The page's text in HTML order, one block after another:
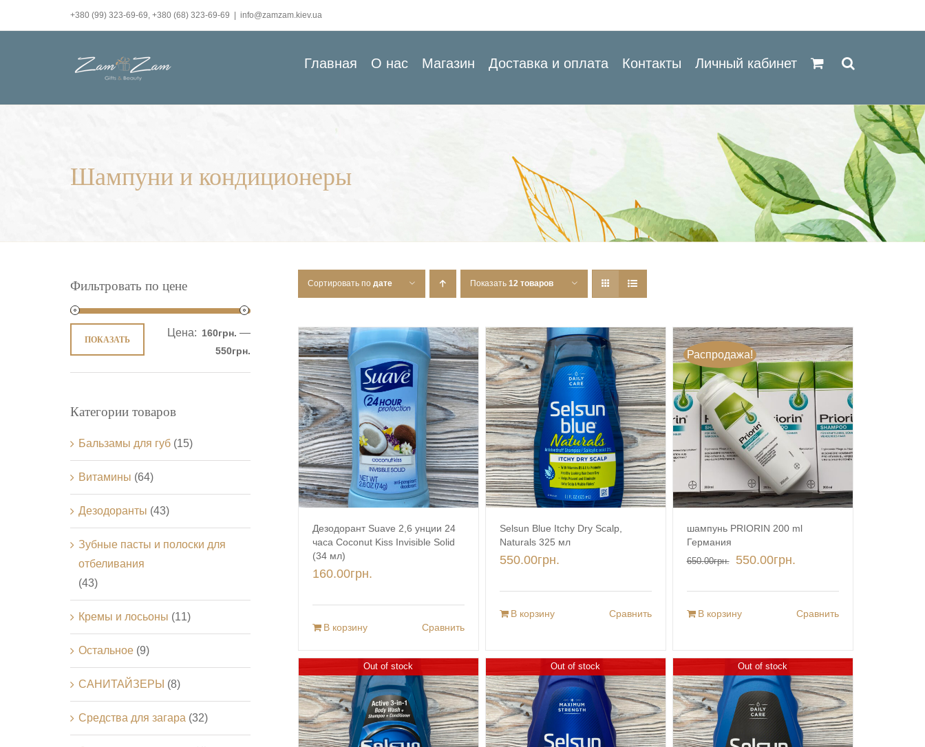
to
+380 (99) 323-69-69, +380 (68) 323-69-69 info@zamzam.kiev.ua
Главная О нас Магазин Доставка и оплата Контакты Личный кабинет
Шампуни и кондиционеры
Сортировать по дате Показать 12 товаров
Дезодорант Suave 2,6 унции 24
часа Coconut Kiss Invisible Solid
(34 мл)
160.00грн.
В корзину Сравнить
Selsun Blue Itchy Dry Scalp,
Naturals 325 мл
550.00грн.
В корзину Сравнить
Распродажа!
шампунь PRIORIN 200 ml
Германия
650.00грн. 550.00грн.
В корзину Сравнить
Out of stock Out of stock Out of stock
Фильтровать по цене
ПОКАЗАТЬ
Цена: 160грн. —
550грн.
Категории товаров
Бальзамы для губ (15)
Витамины (64)
Дезодоранты (43)
Зубные пасты и полоски для
отбеливания
(43)
Кремы и лосьоны (11)
Остальное (9)
САНИТАЙЗЕРЫ (8)
Средства для загара (32)